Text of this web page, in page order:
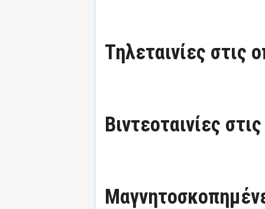
Τηλεταινίες στις
Βιντεοταινίες